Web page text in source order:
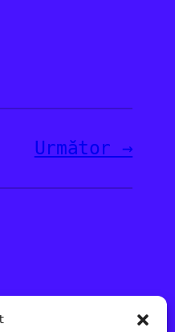
Următor